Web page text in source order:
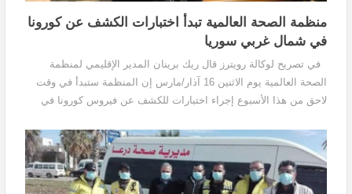
منظمة الصحة العالمية تبدأ اختبارات الكشف عن كورونا
في شمال غربي سوريا
في تصريح لوكالة رويترز قال ريك برينان المدير الإقليمي لمنظمة
الصحة العالمية يوم الاثنين 16 آذار/مارس إن المنظمة ستبدأ في وقت
لاحق من هذا الأسبوع إجراء اختبارات للكشف عن فيروس كورونا في